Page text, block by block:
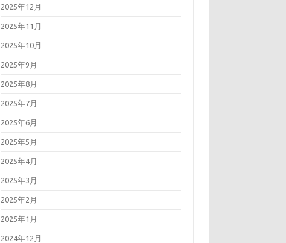
2025年12月
2025年11月
2025年10月
2025年9月
2025年8月
2025年7月
2025年6月
2025年5月
2025年4月
2025年3月
2025年2月
2025年1月
2024年12月